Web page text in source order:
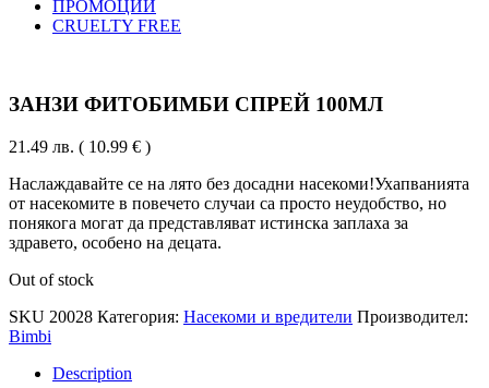
ПРОМОЦИИ
CRUELTY FREE
ЗАНЗИ ФИТОБИМБИ СПРЕЙ 100МЛ
21.49 лв. ( 10.99 € )
Наслаждавайте се на лято без досадни насекоми!Ухапванията
от насекомите в повечето случаи са просто неудобство, но
понякога могат да представляват истинска заплаха за
здравето, особено на децата.
Out of stock
SKU 20028 Категория: Насекоми и вредители Производител:
Bimbi
Description